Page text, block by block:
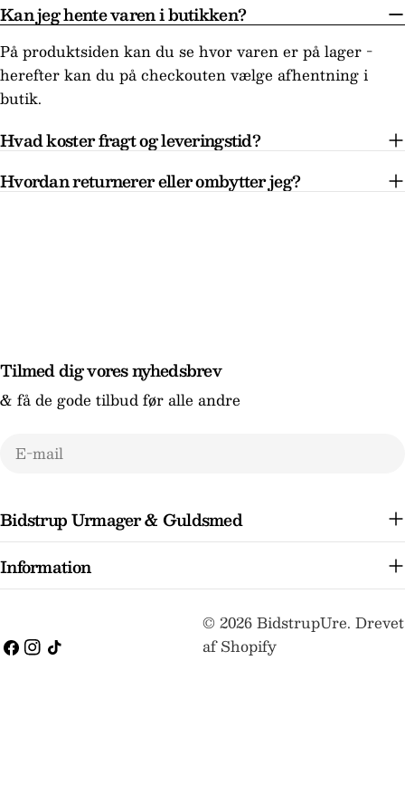
Kan jeg hente varen i butikken?
På produktsiden kan du se hvor varen er på lager -
herefter kan du på checkouten vælge afhentning i
butik.
Hvad koster fragt og leveringstid?
Hvordan returnerer eller ombytter jeg?
Bidstrup Urmager & Guldsmed
Information
Tilmed dig vores nyhedsbrev
& få de gode tilbud før alle andre
E-
Facebook
Instagram
TikTok
© 2026BidstrupUre. Drevet
af Shopify
Betalingsmetoder